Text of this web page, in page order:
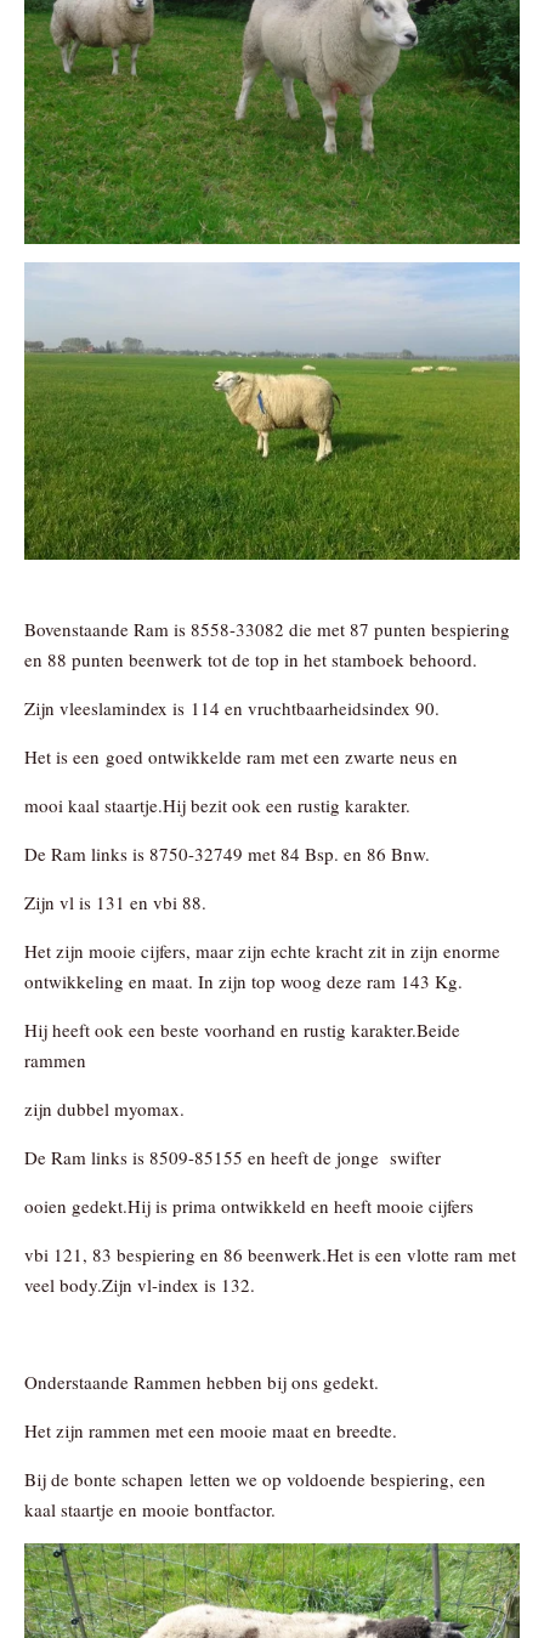
Bovenstaande Ram is 8558-33082 die met 87 punten bespiering
en 88 punten beenwerk tot de top in het stamboek behoord.
Zijn vleeslamindex is 114 en vruchtbaarheidsindex 90.
Het is een goed ontwikkelde ram met een zwarte neus en
mooi kaal staartje.Hij bezit ook een rustig karakter.
De Ram links is 8750-32749 met 84 Bsp. en 86 Bnw.
Zijn vl is 131 en vbi 88.
Het zijn mooie cijfers, maar zijn echte kracht zit in zijn enorme
ontwikkeling en maat. In zijn top woog deze ram 143 Kg.
Hij heeft ook een beste voorhand en rustig karakter.Beide
rammen
zijn dubbel myomax.
De Ram links is 8509-85155 en heeft de jonge swifter
ooien gedekt.Hij is prima ontwikkeld en heeft mooie cijfers
vbi 121, 83 bespiering en 86 beenwerk.Het is een vlotte ram met
veel body.Zijn vl-index is 132.
Onderstaande Rammen hebben bij ons gedekt.
Het zijn rammen met een mooie maat en breedte.
Bij de bonte schapen letten we op voldoende bespiering, een
kaal staartje en mooie bontfactor.